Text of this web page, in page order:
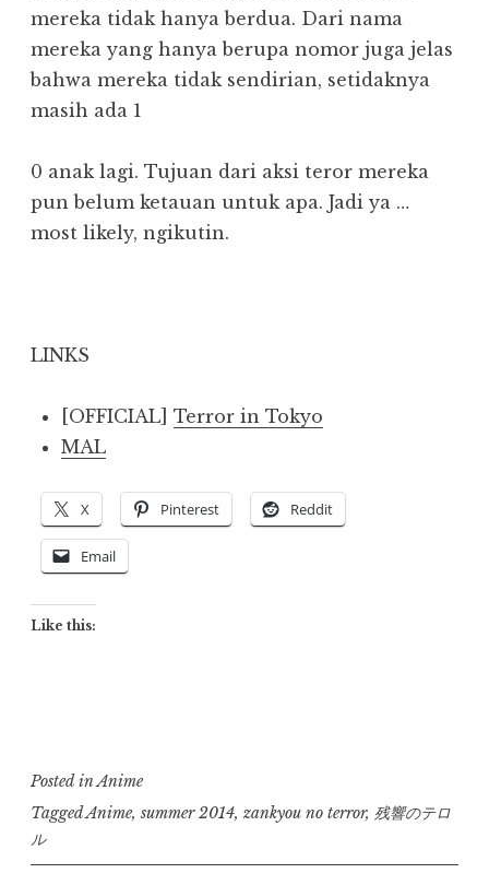
mereka tidak hanya berdua. Dari nama
mereka yang hanya berupa nomor juga jelas
bahwa mereka tidak sendirian, setidaknya
masih ada 1
0 anak lagi. Tujuan dari aksi teror mereka
pun belum ketauan untuk apa. Jadi ya …
most likely, ngikutin.
LINKS
[OFFICIAL] Terror in Tokyo
MAL
X Pinterest Reddit
Email
Like this:
Posted inAnime
TaggedAnime, summer 2014, zankyou no terror, 残響のテロ
ル